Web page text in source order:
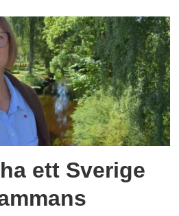
ett Sverige